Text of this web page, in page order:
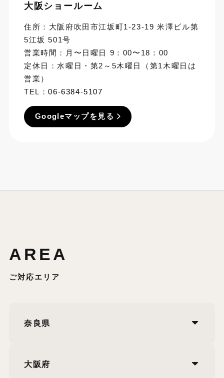
大阪ショールーム
住所：大阪府吹田市江坂町1-23-19 米澤ビル第
5江坂 501号
営業時間：月〜日曜日 9：00〜18：00
定休日：水曜日・第2～5木曜日（第1木曜日は
営業）
TEL：06-6384-5107
Googleマップを見る
AREA
ご対応エリア
奈良県
大阪府